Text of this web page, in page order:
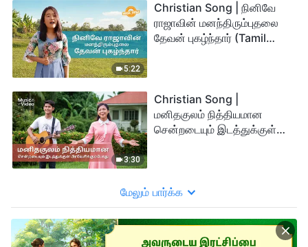
5:22
Christian Song | நினிவே
ராஜாவின் மனந்திரும்புதலை
தேவன் புகழ்ந்தார் (Tamil
3:30
Christian Song |
மனிதகுலம் நித்தியமான
சென்றடையும் இடத்துக்குள்
மேலும் பார்க்க